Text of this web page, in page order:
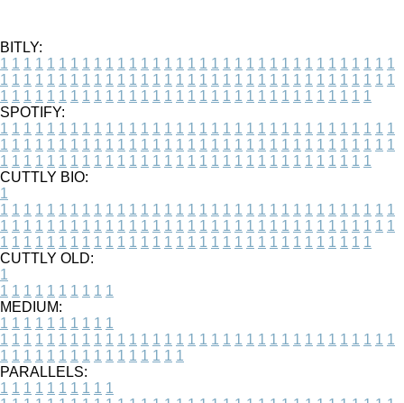
BITLY:
1 1 1 1 1 1 1 1 1 1 1 1 1 1 1 1 1 1 1 1 1 1 1 1 1 1 1 1 1 1 1 1 1 1
1 1 1 1 1 1 1 1 1 1 1 1 1 1 1 1 1 1 1 1 1 1 1 1 1 1 1 1 1 1 1 1 1 1
1 1 1 1 1 1 1 1 1 1 1 1 1 1 1 1 1 1 1 1 1 1 1 1 1 1 1 1 1 1 1 1
SPOTIFY:
1 1 1 1 1 1 1 1 1 1 1 1 1 1 1 1 1 1 1 1 1 1 1 1 1 1 1 1 1 1 1 1 1 1
1 1 1 1 1 1 1 1 1 1 1 1 1 1 1 1 1 1 1 1 1 1 1 1 1 1 1 1 1 1 1 1 1 1
1 1 1 1 1 1 1 1 1 1 1 1 1 1 1 1 1 1 1 1 1 1 1 1 1 1 1 1 1 1 1 1
CUTTLY BIO:
1
1 1 1 1 1 1 1 1 1 1 1 1 1 1 1 1 1 1 1 1 1 1 1 1 1 1 1 1 1 1 1 1 1 1
1 1 1 1 1 1 1 1 1 1 1 1 1 1 1 1 1 1 1 1 1 1 1 1 1 1 1 1 1 1 1 1 1 1
1 1 1 1 1 1 1 1 1 1 1 1 1 1 1 1 1 1 1 1 1 1 1 1 1 1 1 1 1 1 1 1
CUTTLY OLD:
1
1 1 1 1 1 1 1 1 1 1
MEDIUM:
1 1 1 1 1 1 1 1 1 1
1 1 1 1 1 1 1 1 1 1 1 1 1 1 1 1 1 1 1 1 1 1 1 1 1 1 1 1 1 1 1 1 1 1
1 1 1 1 1 1 1 1 1 1 1 1 1 1 1 1
PARALLELS:
1 1 1 1 1 1 1 1 1 1